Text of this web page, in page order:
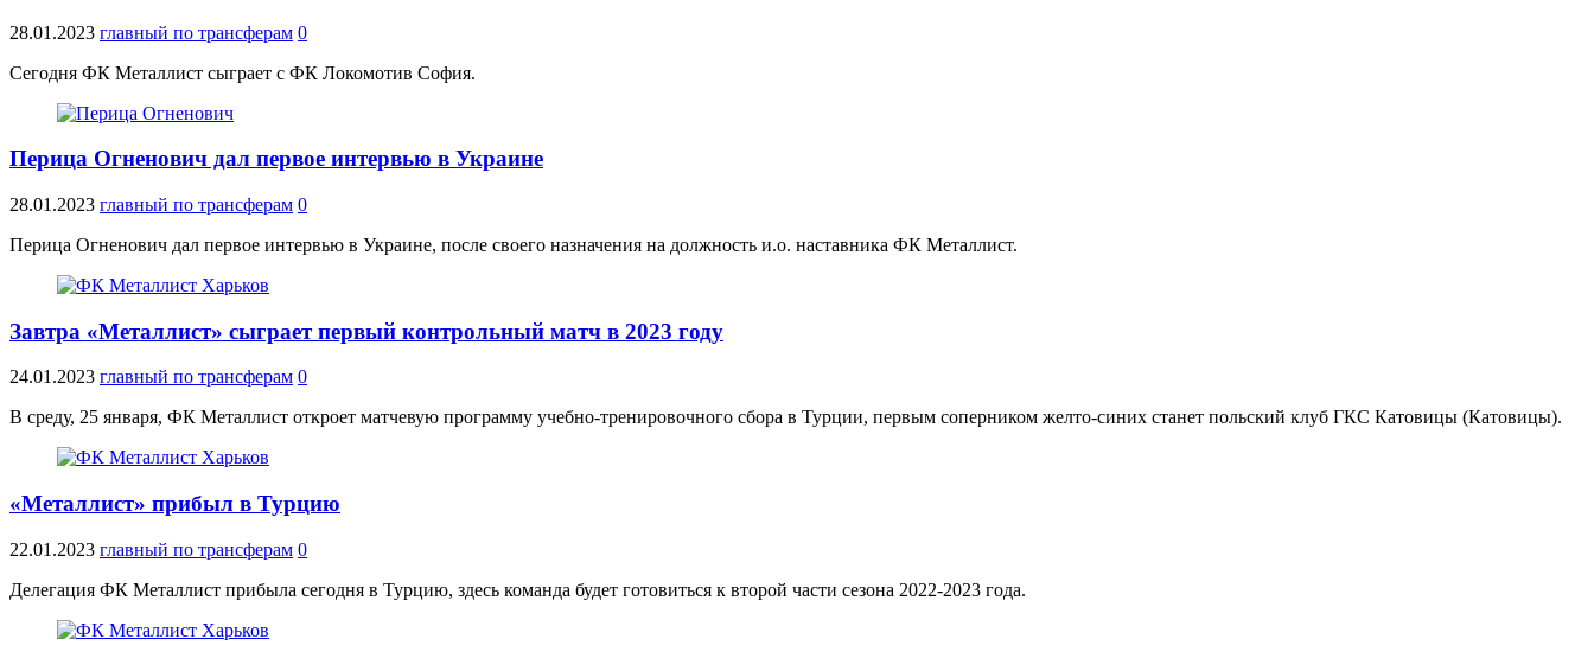
28.01.2023 главный по трансферам 0
Сегодня ФК Металлист сыграет с ФК Локомотив София.
Перица Огненович дал первое интервью в Украине
28.01.2023 главный по трансферам 0
Перица Огненович дал первое интервью в Украине, после своего назначения на должность и.о. наставника ФК Металлист.
Завтра «Металлист» сыграет первый контрольный матч в 2023 году
24.01.2023 главный по трансферам 0
В среду, 25 января, ФК Металлист откроет матчевую программу учебно-тренировочного сбора в Турции, первым соперником желто-синих станет польский клуб ГКС Катовицы (Катовицы).
«Металлист» прибыл в Турцию
22.01.2023 главный по трансферам 0
Делегация ФК Металлист прибыла сегодня в Турцию, здесь команда будет готовиться к второй части сезона 2022-2023 года.